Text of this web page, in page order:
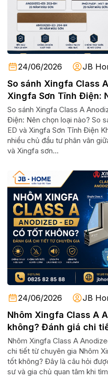
24/06/2026 JB
So sánh Xingfa Class
Xingfa Sơn Tĩnh Điện:
So sánh Xingfa Class A
Điện: Nên chọn loại nào? So
ED và Xingfa Sơn Tĩnh Điện
nhiều chủ đầu tư phân vân
và Xingfa sơn...
24/06/2026 JB
Nhôm Xingfa Class A
không? Đánh giá chi
Nhôm Xingfa Class A
chi tiết từ chuyên gia Nhôm
tốt không? Đây là câu hỏi
sư và gia chủ quan tâm khi